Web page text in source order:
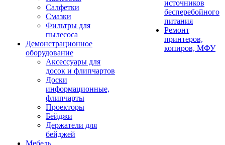
Салфетки
Смазки
Фильтры для
пылесоса
Демонстрационное
оборудование
Аксессуары для
досок и флипчартов
Доски
информационные,
флипчарты
Проекторы
Бейджи
Держатели для
бейджей
Мебель
источников
бесперебойного
питания
Ремонт
принтеров,
копиров, МФУ